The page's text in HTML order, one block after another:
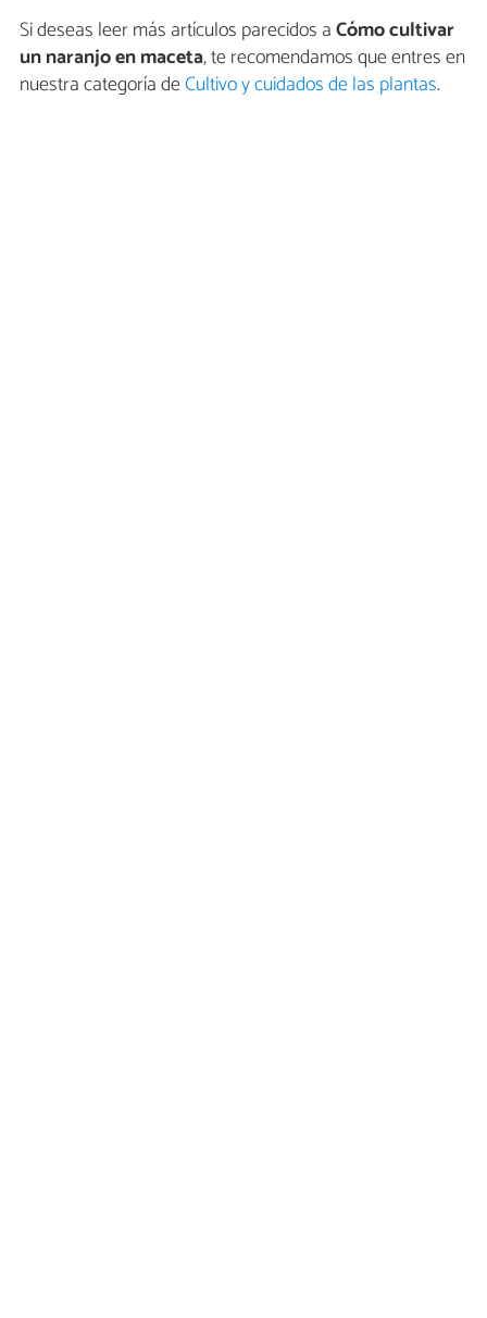
Si deseas leer más artículos parecidos aCómo cultivar
un naranjo en maceta, te recomendamos que entres en
nuestra categoría deCultivo y cuidados de las plantas.